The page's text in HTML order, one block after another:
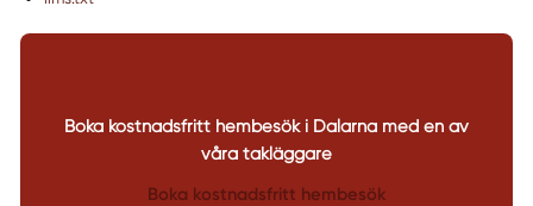
Boka kostnadsfritt hembesök i Dalarna med en av
våra takläggare
Boka kostnadsfritt hembesök